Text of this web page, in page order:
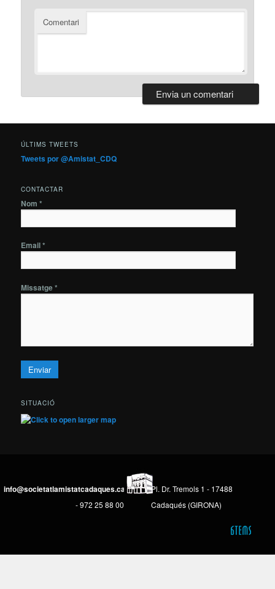
Comentari
ÚLTIMS TWEETS
Tweets por @Amistat_CDQ
CONTACTAR
Nom *
Email *
Missatge *
SITUACIÓ
info@societatlamistatcadaques.cat
- 972 25 88 00
Pl. Dr. Tremols 1 - 17488
Cadaqués (GIRONA)